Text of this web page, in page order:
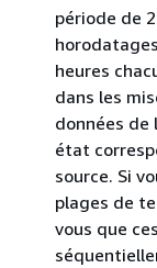
période de
heures
dans les
données de
état
source. Si
plages de
vous que